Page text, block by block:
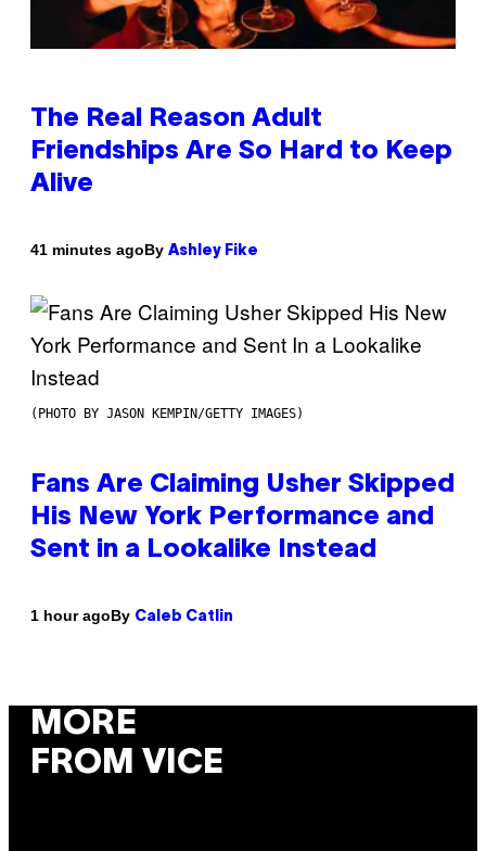
The Real Reason Adult
Friendships Are So Hard to Keep
Alive
41 minutes agoBy Ashley Fike
(PHOTO BY JASON KEMPIN/GETTY IMAGES)
Fans Are Claiming Usher Skipped
His New York Performance and
Sent in a Lookalike Instead
1 hour agoBy Caleb Catlin
MORE
FROM VICE